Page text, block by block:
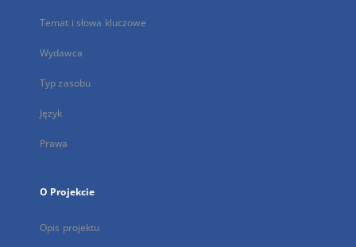
Temat i słowa kluczowe
Wydawca
Typ zasobu
Język
Prawa
O Projekcie
Opis projektu